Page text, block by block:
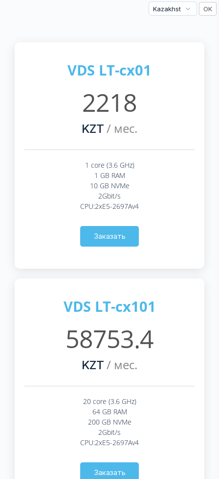
VDS LT-cx01
2218
KZT / мес.
1 core (3.6 GHz)
1 GB RAM
10 GB NVMe
2Gbit/s
CPU:2xE5-2697Av4
Заказать
VDS LT-cx101
58753.4
KZT / мес.
20 core (3.6 GHz)
64 GB RAM
200 GB NVMe
2Gbit/s
CPU:2xE5-2697Av4
Заказать